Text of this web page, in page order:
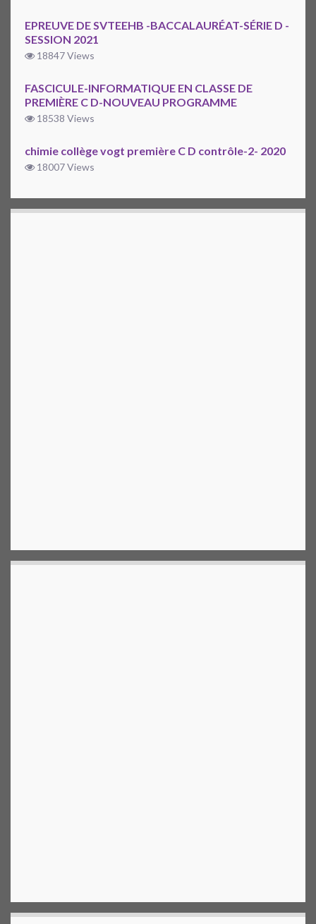
EPREUVE DE SVTEEHB -BACCALAURÉAT-SÉRIE D -
SESSION 2021
18847 Views
FASCICULE-INFORMATIQUE EN CLASSE DE
PREMIÈRE C D-NOUVEAU PROGRAMME
18538 Views
chimie collège vogt première C D contrôle-2- 2020
18007 Views